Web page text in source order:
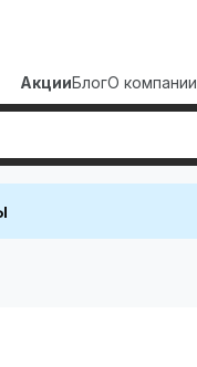
АкцииБлогО компании